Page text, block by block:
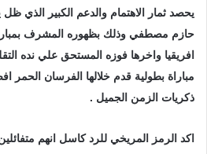
يحصد ثمار الاهتمام والدعم الكبير الذي
حازم مصطفي وذلك بظهوره المشرف
افريقيا واخرها فوزه المستحق علي نده
مباراة بطولية قدم خلالها الفرسان الحمر
ذكريات الزمن الجميل .
اكد الرمز المريخي للرد كاسل انهم